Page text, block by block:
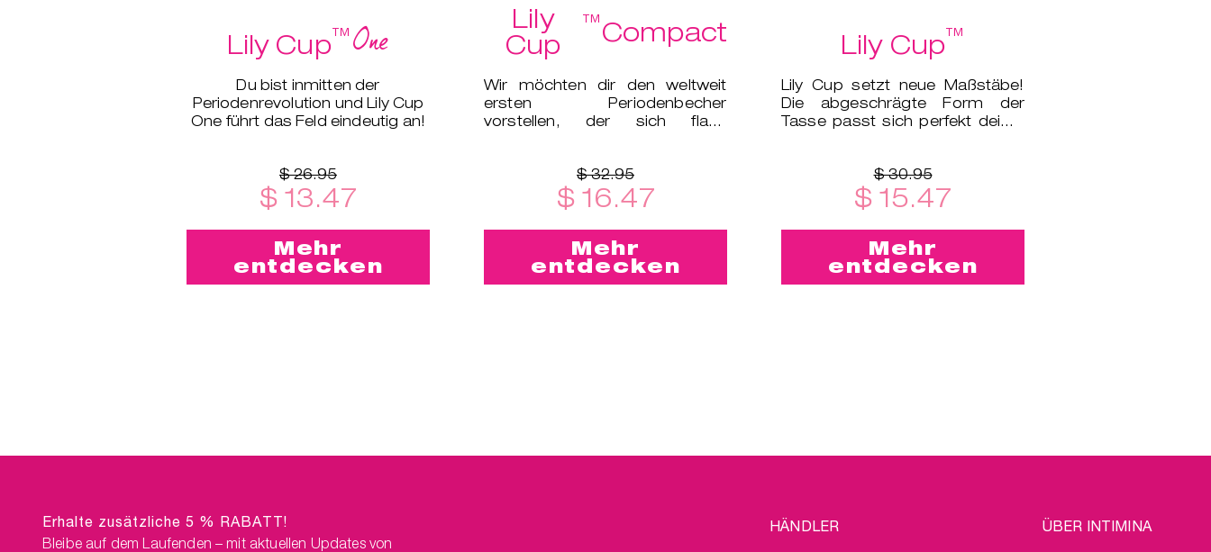
Lily Cup™One
Du bist inmitten der
Periodenrevolution und Lily Cup
One führt das Feld eindeutig an!
$ 26.95
$ 13.47
Mehr
entdecken
Lily
Cup
™Compact
Wir möchten dir den weltweit
ersten Periodenbecher
vorstellen, der sich flach
$ 32.95
$ 16.47
Mehr
entdecken
Lily Cup™
Lily Cup setzt neue Maßstäbe!
Die abgeschrägte Form der
Tasse passt sich perfekt deiner
$ 30.95
$ 15.47
Mehr
entdecken
Erhalte zusätzliche 5 % RABATT!
Bleibe auf dem Laufenden – mit aktuellen Updates von
HÄNDLER
LEGAL ÜBER INTIMINA